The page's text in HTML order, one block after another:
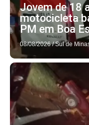
Jovem de 18
motocicleta
PM em Boa
08/08/2026 / Sul de